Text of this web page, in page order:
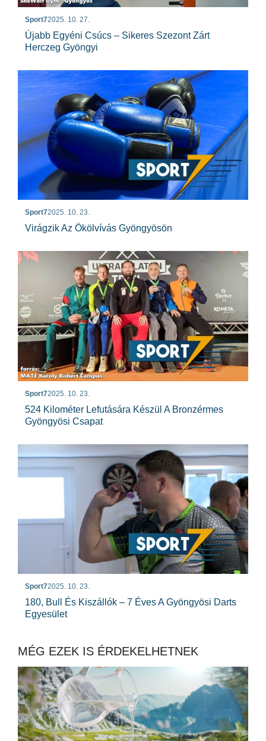
Sport72025. 10. 27.
Újabb Egyéni Csúcs – Sikeres Szezont Zárt
Herczeg Gyöngyi
Sport72025. 10. 23.
Virágzik Az Ökölvívás Gyöngyösön
Sport72025. 10. 23.
524 Kilométer Lefutására Készül A Bronzérmes
Gyöngyösi Csapat
Sport72025. 10. 23.
180, Bull És Kiszállók – 7 Éves A Gyöngyösi Darts
Egyesület
MÉG EZEK IS ÉRDEKELHETNEK